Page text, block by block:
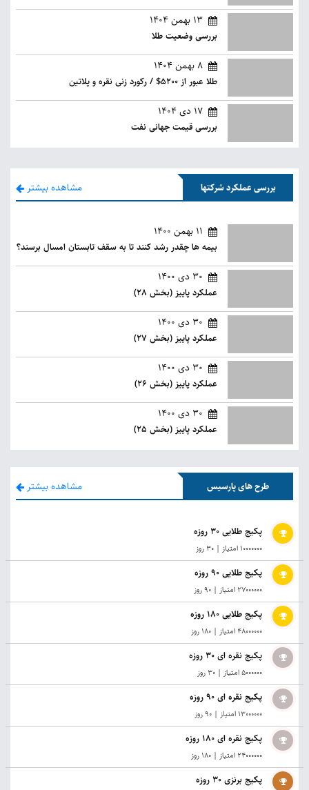
13 بهمن 1404
بررسی وضعیت طلا
8 بهمن 1404
طلا عبور از 5200$ / رکورد زنی نقره و پلاتین
17 دی 1404
بررسی قیمت جهانی نفت
بررسی عملکرد شرکتها مشاهده بیشتر
11 بهمن 1400
بیمه ها چقدر رشد کنند تا به سقف تابستان امسال برسند؟
30 دی 1400
عملکرد پاییز (بخش 28)
30 دی 1400
عملکرد پاییز (بخش 27)
30 دی 1400
عملکرد پاییز (بخش 26)
30 دی 1400
عملکرد پاییز (بخش 25)
طرح های پارسیس مشاهده بیشتر
پکیج طلایی 30 روزه
10000000 امتیاز | 30 روز
پکیج طلایی 90 روزه
27000000 امتیاز | 90 روز
پکیج طلایی 180 روزه
48000000 امتیاز | 180 روز
پکیج نقره ای 30 روزه
5000000 امتیاز | 30 روز
پکیج نقره ای 90 روزه
13000000 امتیاز | 90 روز
پکیج نقره ای 180 روزه
24000000 امتیاز | 180 روز
پکیج برنزی 30 روزه